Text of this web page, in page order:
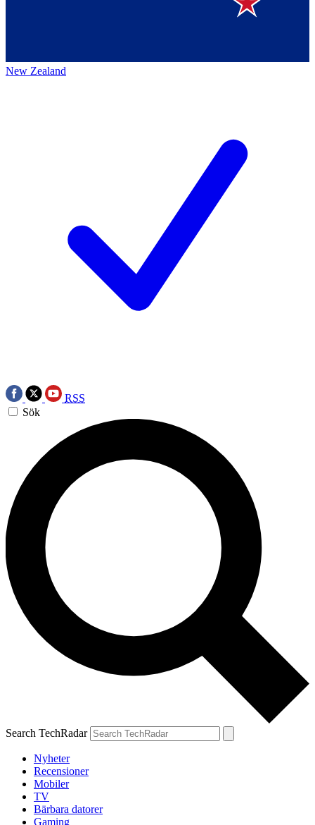
New Zealand
RSS
Sök
Search TechRadar
Nyheter
Recensioner
Mobiler
TV
Bärbara datorer
Gaming